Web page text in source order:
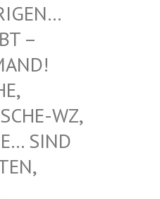
E
ERWACH
HIER V